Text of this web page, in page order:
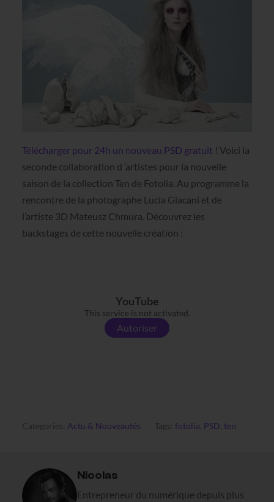
Télécharger pour 24h un nouveau PSD gratuit ! Voici la
seconde collaboration d ‘artistes pour la nouvelle
saison de la collection Ten de Fotolia. Au programme la
rencontre de la photographe Lucia Giacani et de
l’artiste 3D Mateusz Chmura. Découvrez les
backstages de cette nouvelle création :
YouTube
This service is not activated.
Autoriser
Categories: Actu & Nouveautés Tags: fotolia PSD ten
Nicolas
Entrepreneur du numérique depuis plus